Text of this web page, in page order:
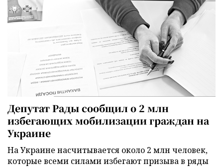
Депутат Рады сообщил о 2 млн
избегающих мобилизации граждан на
Украине
На Украине насчитывается около 2 млн человек,
которые всеми силами избегают призыва в ряды